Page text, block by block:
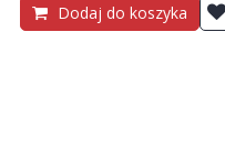
Dodaj do koszyka